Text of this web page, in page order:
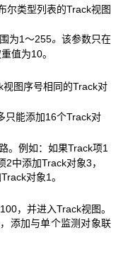
尔类型列表的Track视图
为1～255。 该参数只在
值为10。
图序号相同的Track对
能添加16个Track对
例如：如果Track项1
中添加Track对象3，
对象1。
，并进入Track视图。
添加与单个监测对象联